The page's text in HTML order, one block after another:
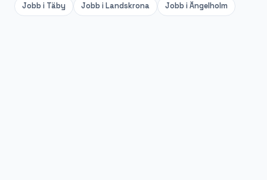
Jobb i Täby Jobb iLandskrona Jobb iÄngelholm